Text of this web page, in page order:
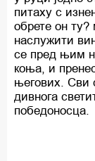
питаху с
обрете он
наслужити
се пред њим
коња, и
његових. Сви
дивнога
победоносца.